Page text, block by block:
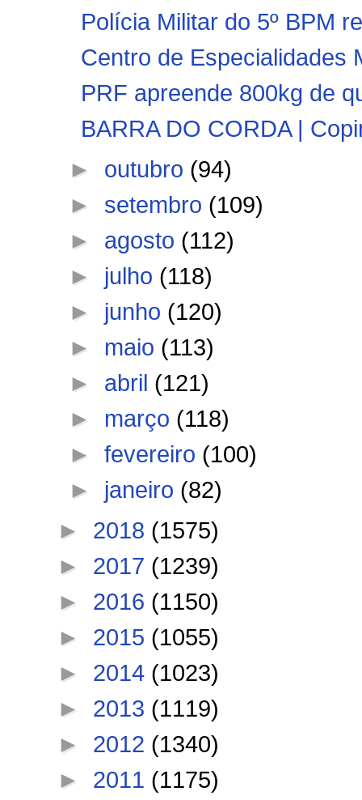
Polícia Militar do 5º BPM
Centro de Especialidades
PRF apreende 800kg de
BARRA DO CORDA |
► outubro (94)
► setembro (109)
► agosto (112)
► julho (118)
► junho (120)
► maio (113)
► abril (121)
► março (118)
►fevereiro (100)
► janeiro (82)
► 2018 (1575)
► 2017 (1239)
► 2016 (1150)
► 2015 (1055)
► 2014 (1023)
► 2013 (1119)
► 2012 (1340)
► 2011 (1175)